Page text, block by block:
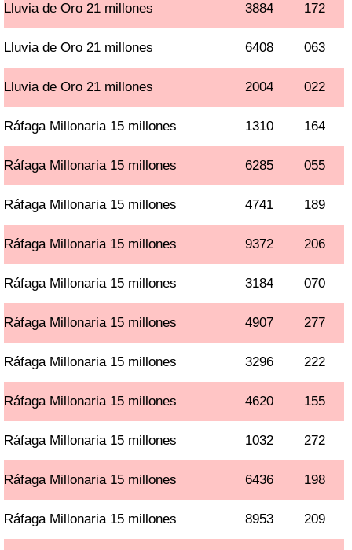
Lluvia de Oro 21 millones 3884 172
Lluvia de Oro 21 millones 6408 063
Lluvia de Oro 21 millones 2004 022
Ráfaga Millonaria 15 millones 1310 164
Ráfaga Millonaria 15 millones 6285 055
Ráfaga Millonaria 15 millones 4741 189
Ráfaga Millonaria 15 millones 9372 206
Ráfaga Millonaria 15 millones 3184 070
Ráfaga Millonaria 15 millones 4907 277
Ráfaga Millonaria 15 millones 3296 222
Ráfaga Millonaria 15 millones 4620 155
Ráfaga Millonaria 15 millones 1032 272
Ráfaga Millonaria 15 millones 6436 198
Ráfaga Millonaria 15 millones 8953 209